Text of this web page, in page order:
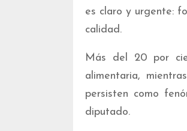
es claro y urgente:
calidad.
Más del 20 por
alimentaria,
persisten como
diputado.